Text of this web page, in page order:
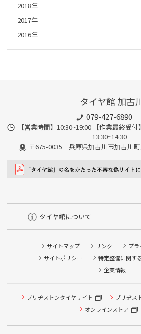
2018年
2017年
2016年
タイヤ館 加古
079-427-6890
【営業時間】10:30~19:00 【作業最終受付
13:30~14:30
〒675-0035 兵庫県加古川市加古川
タイヤ館について
サイトマップ リンク
プ
サイトポリシー
特定整備に関す
企業情報
ブリヂストンタイヤサイト
ブリヂス
オンラインストア
タイヤ点検・安全点検/タイヤ履き替
ピット作業の予約